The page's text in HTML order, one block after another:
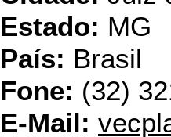
Estado: MG
País: Brasil
Fone: (32)
E-Mail: